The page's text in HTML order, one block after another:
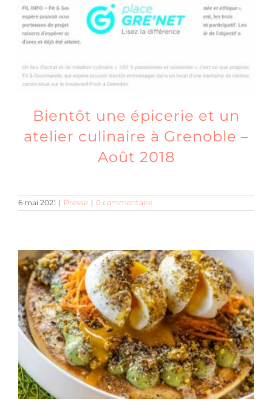
Bientôt une épicerie et un
atelier culinaire à Grenoble –
Août 2018
6 mai 2021 | Presse | 0 commentaire